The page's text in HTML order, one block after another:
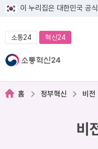
이 누리집은 대한민국 공
소통24 혁신24
홈 정부혁신 비전
비